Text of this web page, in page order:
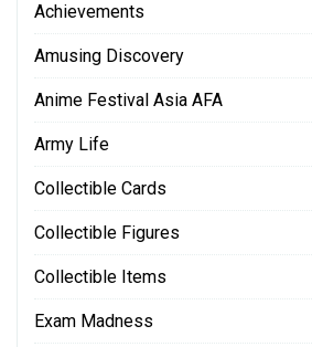
Achievements
Amusing Discovery
Anime Festival Asia AFA
Army Life
Collectible Cards
Collectible Figures
Collectible Items
Exam Madness